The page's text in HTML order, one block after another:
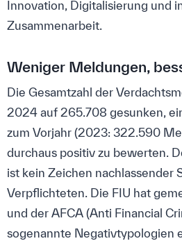
Innovation, Digitalisierung und
Zusammenarbeit.
Weniger Meldungen,
Die Gesamtzahl der
2024 auf 265.708 gesunken,
zum Vorjahr (2023: 322.590
durchaus positiv zu bewerten.
ist kein Zeichen nachlassender
Verpflichteten. Die FIU hat
und der AFCA (Anti Financial
sogenannte Negativtypologien